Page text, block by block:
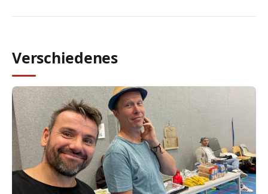
Verschiedenes